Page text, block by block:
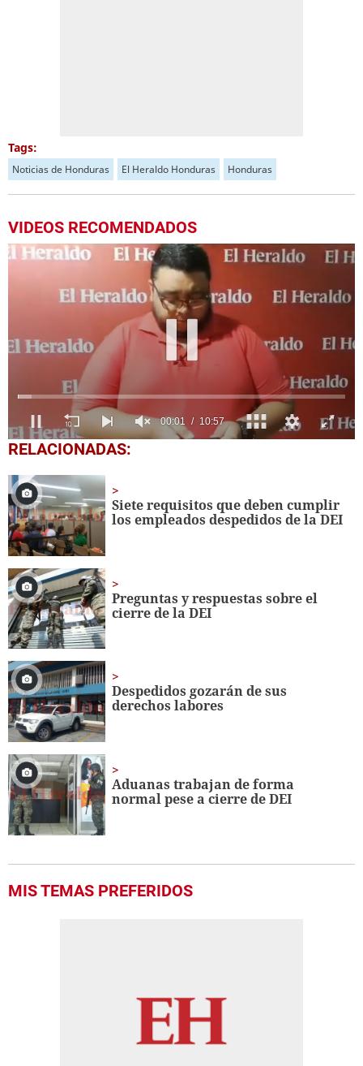
Tags:
Noticias de Honduras El Heraldo Honduras Honduras
VIDEOS RECOMENDADOS
0
seconds
10
minutes,
57
seconds
RELACIONADAS:
Siete requisitos que deben cumplir
los empleados despedidos de la DEI
Preguntas y respuestas sobre el
cierre de la DEI
Despedidos gozarán de sus
derechos labores
Aduanas trabajan de forma
normal pese a cierre de DEI
MIS TEMAS PREFERIDOS